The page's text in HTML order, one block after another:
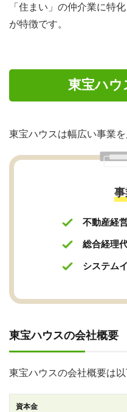
「住まい」の仲介業に特
が特徴です。
東宝ハウ
東宝ハウスは幅広い事業を
不動産経
総合経理
システム
東宝ハウスの会社概要
東宝ハウスの会社概要は以
資本金